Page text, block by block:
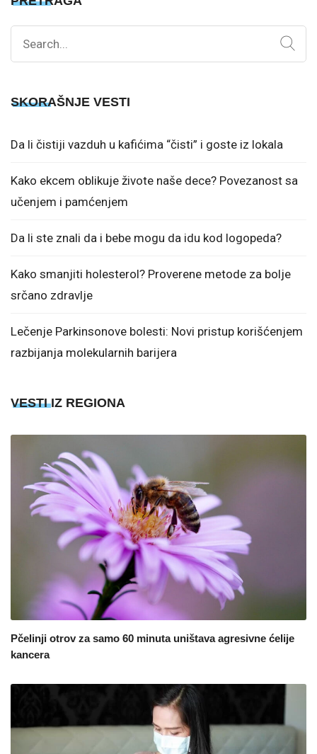
for:
SKORAŠNJE VESTI
Da li čistiji vazduh u kafićima “čisti” i goste iz lokala
Kako ekcem oblikuje živote naše dece? Povezanost sa
učenjem i pamćenjem
Da li ste znali da i bebe mogu da idu kod logopeda?
Kako smanjiti holesterol? Proverene metode za bolje
srčano zdravlje
Lečenje Parkinsonove bolesti: Novi pristup korišćenjem
razbijanja molekularnih barijera
VESTI IZ REGIONA
Pčelinji otrov za samo 60 minuta uništava agresivne ćelije
kancera